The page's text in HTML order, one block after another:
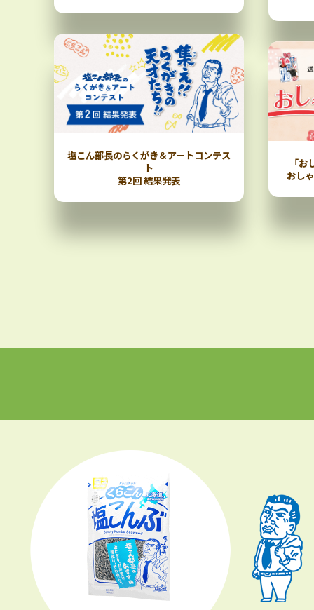
塩こん部長のらくがき＆アートコンテス
ト
第2回 結果発表
「
おし